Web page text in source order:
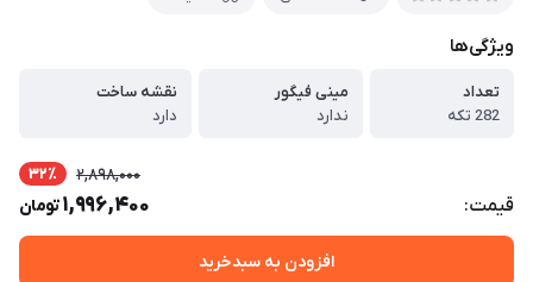
ویژگی‌ها
تعداد
282 تکه
مینی فیگور
ندارد
نقشه ساخت
دارد
قیمت:
2,898,000 32٪
1,996,400تومان
افزودن به سبدخرید